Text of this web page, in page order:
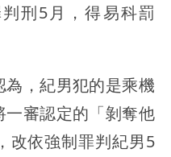
刑5月，得易科罰
，紀男犯的是乘機
審認定的「剝奪他
改依強制罪判紀男5